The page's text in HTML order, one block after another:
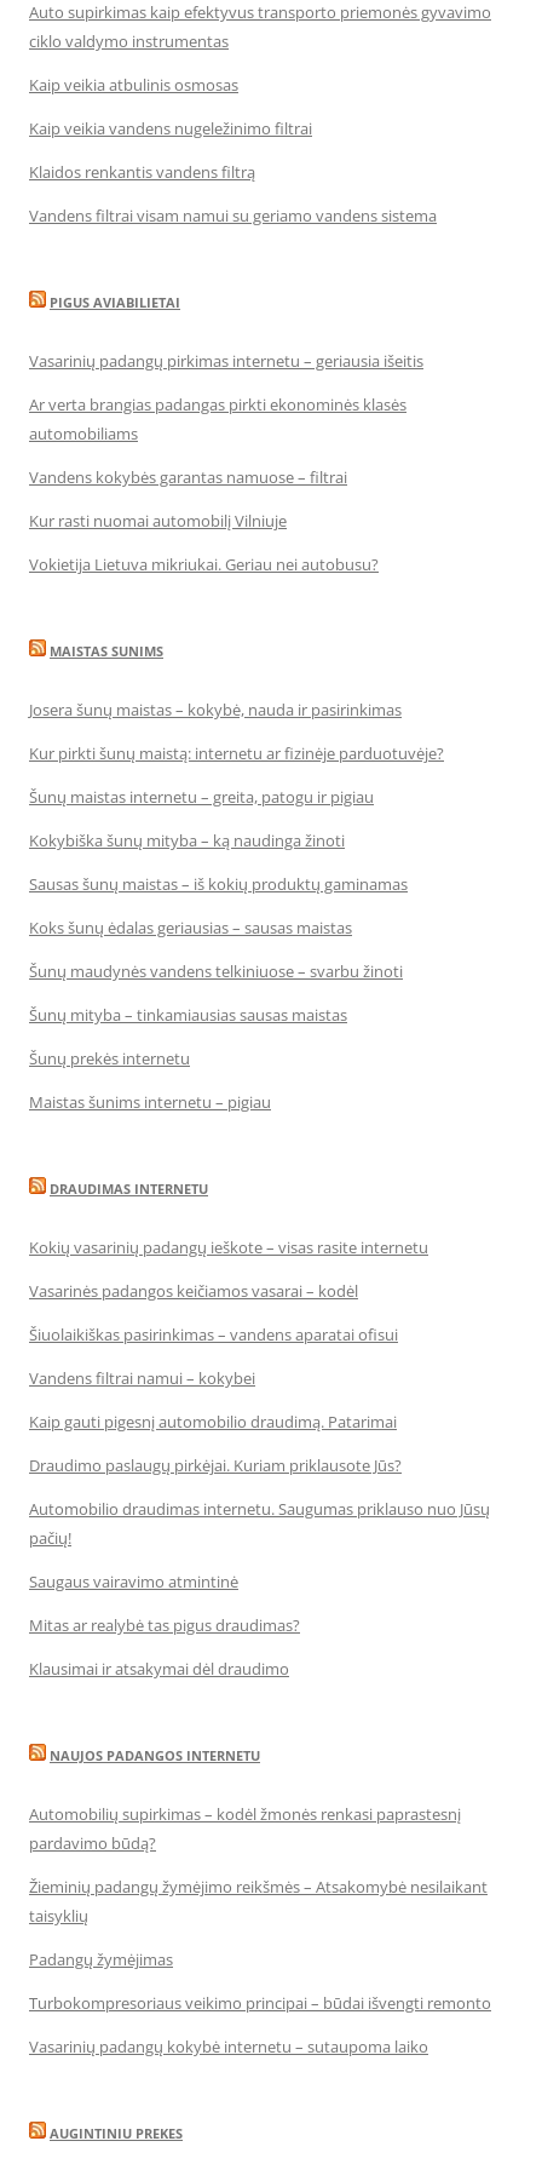
Auto supirkimas kaip efektyvus transporto priemonės gyvavimo
ciklo valdymo instrumentas
Kaip veikia atbulinis osmosas
Kaip veikia vandens nugeležinimo filtrai
Klaidos renkantis vandens filtrą
Vandens filtrai visam namui su geriamo vandens sistema
PIGUS AVIABILIETAI
Vasarinių padangų pirkimas internetu – geriausia išeitis
Ar verta brangias padangas pirkti ekonominės klasės
automobiliams
Vandens kokybės garantas namuose – filtrai
Kur rasti nuomai automobilį Vilniuje
Vokietija Lietuva mikriukai. Geriau nei autobusu?
MAISTAS SUNIMS
Josera šunų maistas – kokybė, nauda ir pasirinkimas
Kur pirkti šunų maistą: internetu ar fizinėje parduotuvėje?
Šunų maistas internetu – greita, patogu ir pigiau
Kokybiška šunų mityba – ką naudinga žinoti
Sausas šunų maistas – iš kokių produktų gaminamas
Koks šunų ėdalas geriausias – sausas maistas
Šunų maudynės vandens telkiniuose – svarbu žinoti
Šunų mityba – tinkamiausias sausas maistas
Šunų prekės internetu
Maistas šunims internetu – pigiau
DRAUDIMAS INTERNETU
Kokių vasarinių padangų ieškote – visas rasite internetu
Vasarinės padangos keičiamos vasarai – kodėl
Šiuolaikiškas pasirinkimas – vandens aparatai ofisui
Vandens filtrai namui – kokybei
Kaip gauti pigesnį automobilio draudimą. Patarimai
Draudimo paslaugų pirkėjai. Kuriam priklausote Jūs?
Automobilio draudimas internetu. Saugumas priklauso nuo Jūsų
pačių!
Saugaus vairavimo atmintinė
Mitas ar realybė tas pigus draudimas?
Klausimai ir atsakymai dėl draudimo
NAUJOS PADANGOS INTERNETU
Automobilių supirkimas – kodėl žmonės renkasi paprastesnį
pardavimo būdą?
Žieminių padangų žymėjimo reikšmės – Atsakomybė nesilaikant
taisyklių
Padangų žymėjimas
Turbokompresoriaus veikimo principai – būdai išvengti remonto
Vasarinių padangų kokybė internetu – sutaupoma laiko
AUGINTINIU PREKES